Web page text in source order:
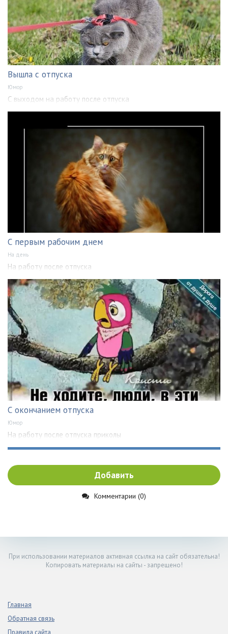
Вышла с отпуска
Юмор
С выходом на работу после отпуска
С первым рабочим днем
На день
На работу после отпуска
С окончанием отпуска
Юмор
На работу после отпуска приколы
Добавить
Комментарии (0)
При использовании материалов активная ссылка на сайт обязательна!
Копировать материалы на сайты - запрещено!
Главная
Обратная связь
Правила сайта